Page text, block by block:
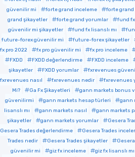
güvenilir mi
forte grand inceleme forte grand
grand şikayetler
forte grand yorumlar fund fx
güvenilir mi şikayetler
fund fx lisanslı mı
future-forex güvenilir mi
future-forex şikayetler
fx pro 2022
fx pro güvenilir mi fx pro inceleme
FXDD
FXDD değerlendirme FXDD inceleme
şikayetler
FXDD yorumlar fxrevenues
fxrevenues nasıl
fxrevenues nedir fxrevenues
Mi?
Ga Fx Şikayetleri gann markets bonus
güvenilirmi
gann markets hesap türleri gann
lisanslı mı
gann markets nasıl gann markets
şikayetler
gann markets yorumlar Gesera
Gesera Trades değerlendirme
Gesera Trades
Trades nedir
Gesera Trades şikayetler
güvenilir mi
giz fx inceleme giz fx lisanslı mı